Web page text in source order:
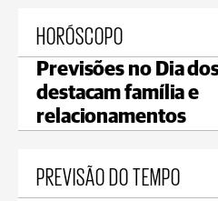
HORÓSCOPO
Previsões no Dia
destacam família e
relacionamentos
PREVISÃO DO TEMPO